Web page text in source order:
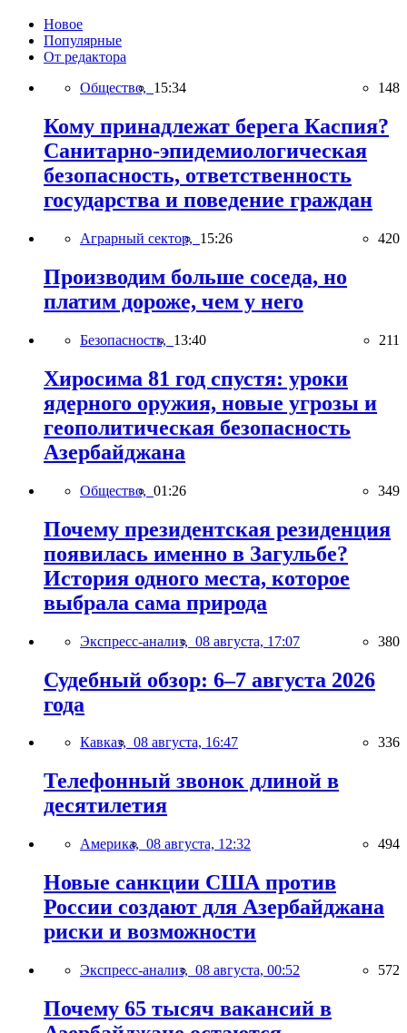
Новое
Популярные
От редактора
Общество, 15:34 148
Кому принадлежат берега Каспия?
Санитарно-эпидемиологическая
безопасность, ответственность
государства и поведение граждан
Аграрный сектор, 15:26 420
Производим больше соседа, но
платим дороже, чем у него
Безопасность, 13:40 211
Хиросима 81 год спустя: уроки
ядерного оружия, новые угрозы и
геополитическая безопасность
Азербайджана
Общество, 01:26 349
Почему президентская резиденция
появилась именно в Загульбе?
История одного места, которое
выбрала сама природа
Экспресс-анализ, 08 августа, 17:07 380
Судебный обзор: 6–7 августа 2026
года
Кавказ, 08 августа, 16:47 336
Телефонный звонок длиной в
десятилетия
Америка, 08 августа, 12:32 494
Новые санкции США против
России создают для Азербайджана
риски и возможности
Экспресс-анализ, 08 августа, 00:52 572
Почему 65 тысяч вакансий в